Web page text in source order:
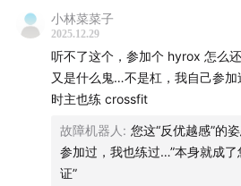
14:47 再虐也要参赛，寻找成就感
不到一年，首期教练的课从
传统健身房没落后，社群运
一个小众运动是如何成为社交货币
Mike的Hyrox初印象：洋气
剖析Hyrox：难度不高，但强
的动作。你就会轻易地发现，每
得多。 或者让一个小孩去学习
地发现他们能轻易上手。
假像，以及 - 你真的不想动。
我认为就是这样的一种产物。 但
源的运动动作（而不是在健身房
小林菜菜子
2025.12.29
听不了这个，参加个 hyrox 怎么
又是什么鬼…不是杠，我自己参
时主也练 crossfit
故障机器人 : 您这“反优越感”的
参加过，我也练过…”本身就成
证”